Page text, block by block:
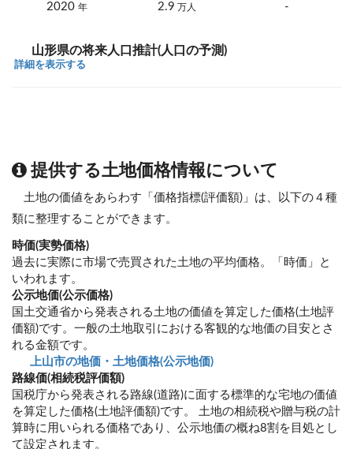
2020 年 2.9 万人 -
山形県の将来人口推計(人口の予測)
詳細を表示する
提供する土地価格情報について
土地の価値をあらわす「価格指標(評価額)」は、以下の４種
類に整理することができます。
時価(実勢価格)
過去に実際に市場で売買された土地の平均価格。「時価」と
いわれます。
公示地価(公示価格)
国土交通省から発表される土地の価値を算定した価格(土地評
価額)です。一般の土地取引における客観的な地価の目安とさ
れる金額です。
上山市の地価・土地価格(公示地価)
路線価(相続税評価額)
国税庁から発表される路線(道路)に面する標準的な宅地の価値
を算定した価格(土地評価額)です。 土地の相続税や贈与税の計
算時に用いられる価格であり、公示地価の概ね8割を目処とし
て設定されます。